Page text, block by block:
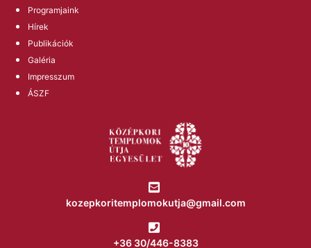
Programjaink
Hírek
Publikációk
Galéria
Impresszum
ÁSZF
kozepkoritemplomokutja@gmail.com
+36 30/446-8383